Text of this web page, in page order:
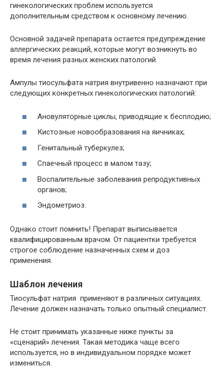
гинекологических проблем используется
дополнительным средством к основному лечению.
Основной задачей препарата остается предупреждение
аллергических реакций, которые могут возникнуть во
время лечения разных женских патологий.
Ампулы тиосульфата натрия внутривенно назначают при
следующих конкретных гинекологических патологий:
Ановуляторные циклы, приводящие к бесплодию;
Кистозные новообразования на яичниках;
Генитальный туберкулез;
Спаечный процесс в малом тазу;
Воспалительные заболевания репродуктивных
органов;
Эндометриоз.
Однако стоит помнить! Препарат выписывается
квалифицированным врачом. От пациентки требуется
строгое соблюдение назначенных схем и доз
применения.
Шаблон лечения
Тиосульфат натрия применяют в различных ситуациях.
Лечение должен назначать только опытный специалист.
Не стоит принимать указанные ниже пункты за
«сценарий» лечения. Такая методика чаще всего
используется, но в индивидуальном порядке может
измениться.